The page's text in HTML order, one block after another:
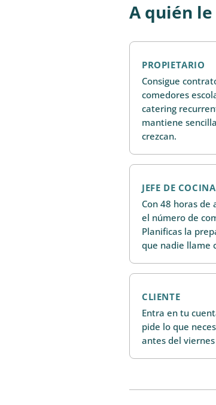
A quién
PROPIETARIO
Consigue
comedores
catering
mantiene
crezcan.
JEFE DE COCINA
Con 48 horas de
el número de
Planificas la
que nadie llame
CLIENTE
Entra en tu
pide lo que
antes del